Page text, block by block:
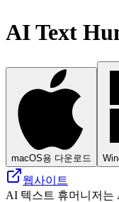
AI Text
macOS용 다운로드
웹사이트
AI 텍스트 휴머니저는